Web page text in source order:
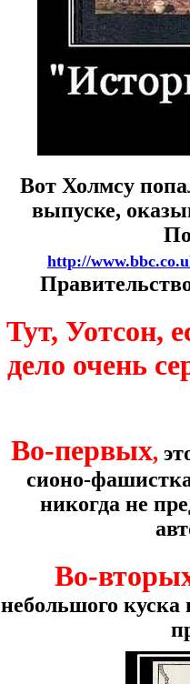
Вот Холмсу
выпуске,
http://
Тут, Уотсон,
дело очень
Во-первых,
сионо-
никогда не
Во-
небольшого куска